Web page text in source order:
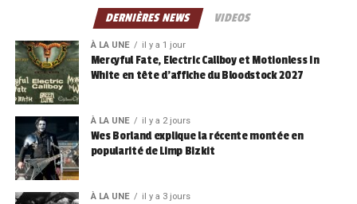
DERNIÈRES NEWS VIDEOS
À LA UNE il y a 1 jour
Mercyful Fate, Electric Callboy et Motionless In
White en tête d’affiche du Bloodstock 2027
À LA UNE il y a 2 jours
Wes Borland explique la récente montée en
popularité de Limp Bizkit
À LA UNE il y a 3 jours